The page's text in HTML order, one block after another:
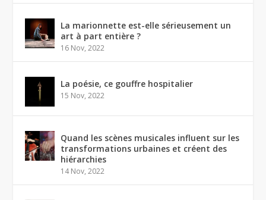
La marionnette est-elle sérieusement un
art à part entière ?
16 Nov, 2022
La poésie, ce gouffre hospitalier
15 Nov, 2022
Quand les scènes musicales influent sur les
transformations urbaines et créent des
hiérarchies
14 Nov, 2022